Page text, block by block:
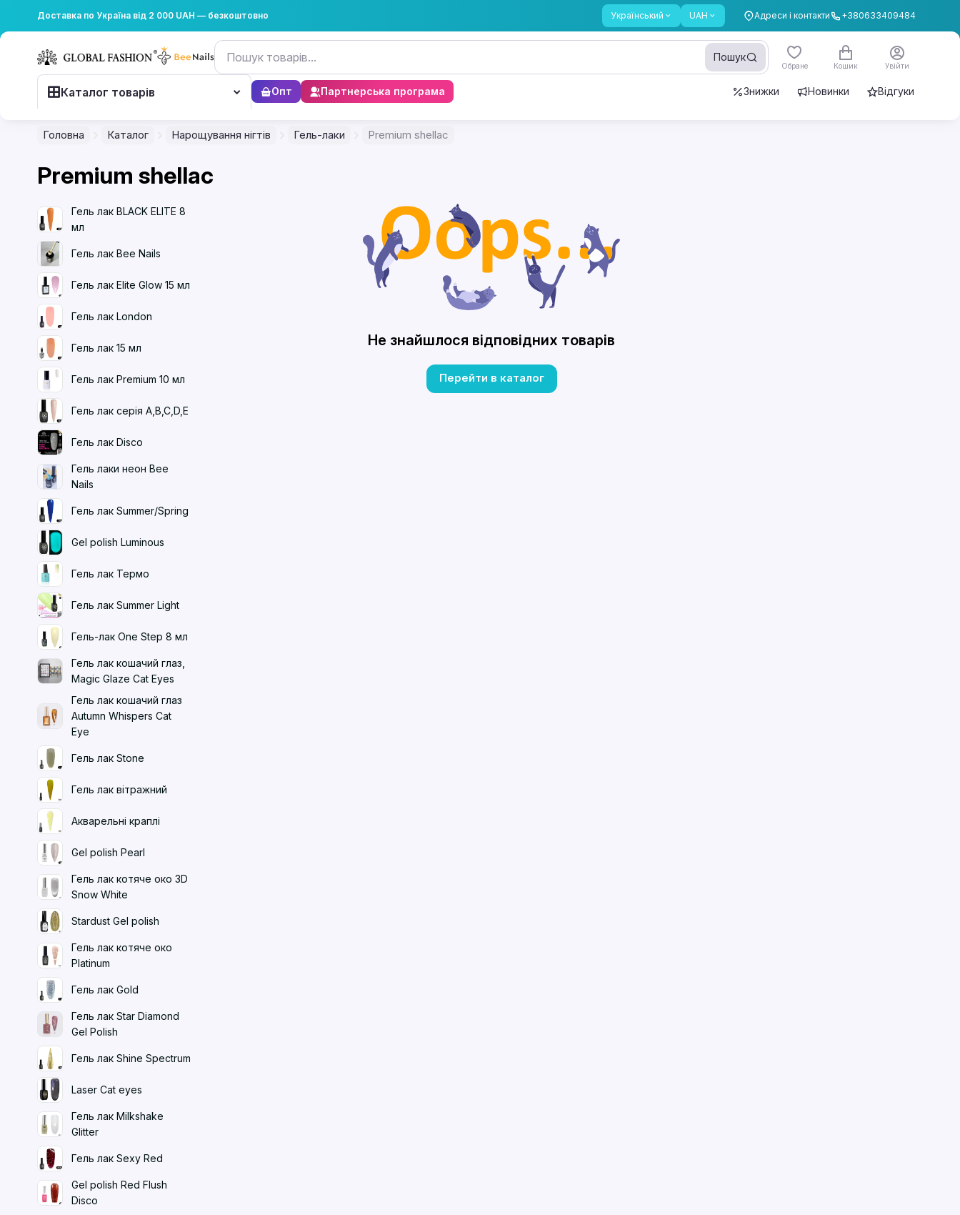
Доставка по Україна від 2 000 UAH — безкоштовно Український UAH Адреси і контакти +380633409484
Пошук
Обране Кошик Увійти
Каталог товарів Опт Партнерська програма Знижки Новинки Відгуки
Головна Каталог Нарощування нігтів Гель-лаки Premium shellac
Premium shellac
Гель лак BLACK ELITE 8
мл
Гель лак Bee Nails
Гель лак Elite Glow 15 мл
Гель лак London
Гель лак 15 мл
Гель лак Premium 10 мл
Гель лак серія A,B,C,D,E
Гель лак Disco
Гель лаки неон Bee
Nails
Гель лак Summer/Spring
Gel polish Luminous
Гель лак Термо
Гель лак Summer Light
Гель-лак One Step 8 мл
Гель лак кошачий глаз,
Magic Glaze Cat Eyes
Гель лак кошачий глаз
Autumn Whispers Cat
Eye
Гель лак Stone
Гель лак вітражний
Акварельні краплі
Gel polish Pearl
Гель лак котяче око 3D
Snow White
Stardust Gel polish
Гель лак котяче око
Platinum
Гель лак Gold
Гель лак Star Diamond
Gel Polish
Гель лак Shine Spectrum
Laser Cat eyes
Гель лак Milkshake
Glitter
Гель лак Sexy Red
Gel polish Red Flush
Disco
Не знайшлося відповідних товарів
Перейти в каталог